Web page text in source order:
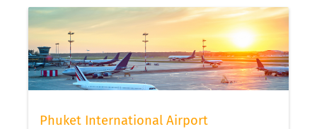
Phuket International Airport